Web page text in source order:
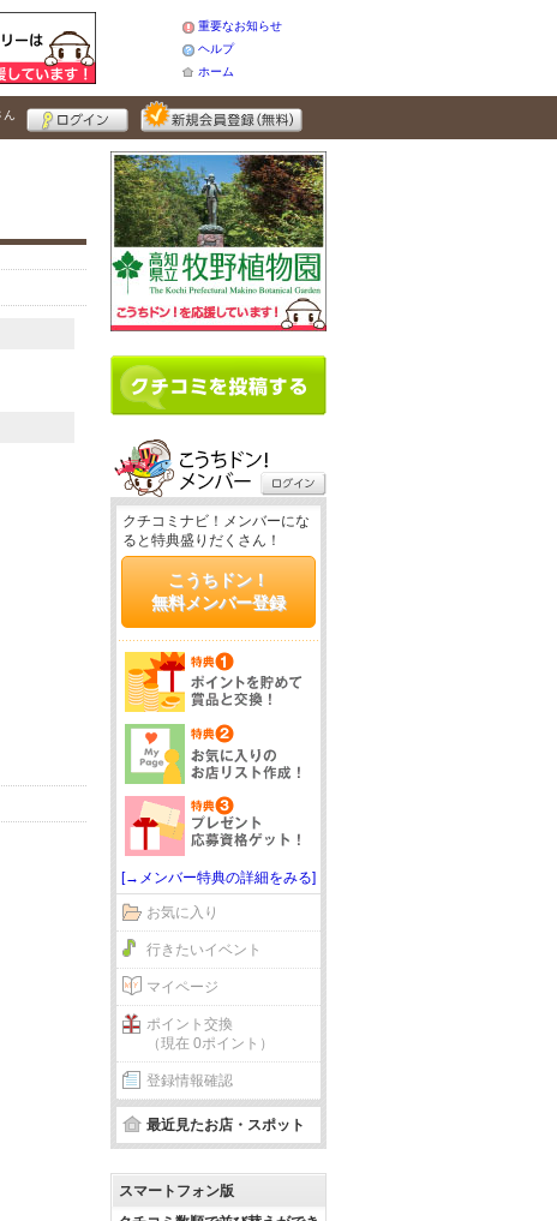
重要なお知らせ
ヘルプ
ホーム
ん
クチコミナビ！メンバーにな
ると特典盛りだくさん！
こうちドン！
無料メンバー登録
[→メンバー特典の詳細をみる]
お気に入り
行きたいイベント
マイページ
ポイント交換
（現在 0ポイント）
登録情報確認
最近見たお店・スポット
スマートフォン版